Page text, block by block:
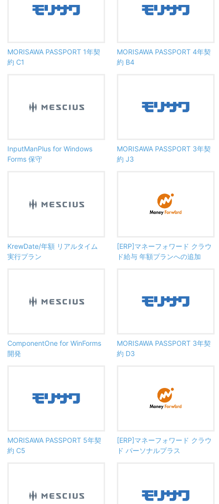
MORISAWA PASSPORT 1年契
約 C1
MORISAWA PASSPORT 4年契
約 B4
InputManPlus for Windows
Forms 保守
MORISAWA PASSPORT 3年契
約 J3
KrewDate/年額 リアルタイム
実行プラン
[ERP]マネーフォワード クラウ
ド給与 年額プランへの追加
ComponentOne for WinForms
開発
MORISAWA PASSPORT 3年契
約 D3
MORISAWA PASSPORT 5年契
約 C5
[ERP]マネーフォワード クラウ
ド パーソナルプラス